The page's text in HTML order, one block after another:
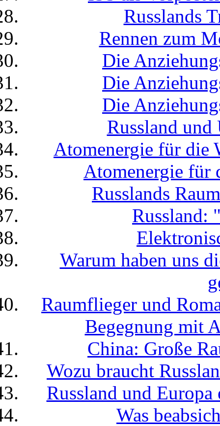
Russlands
Rennen zum
Die
Die
Die
Russland
Atomenergie für die
Atomenergie für
Russlands
Russland:
Warum haben uns
Raumflieger und
Begegnung mit
China: Große
Wozu braucht
Russland und
Was